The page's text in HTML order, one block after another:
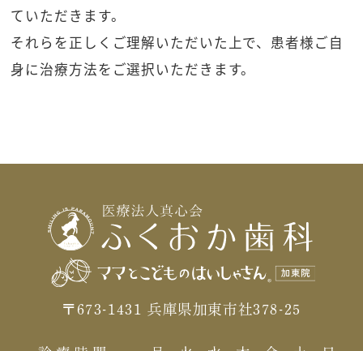
ていただきます。
それらを正しくご理解いただいた上で、患者様ご自
身に治療方法をご選択いただきます。
〒673-1431 兵庫県加東市社378-25